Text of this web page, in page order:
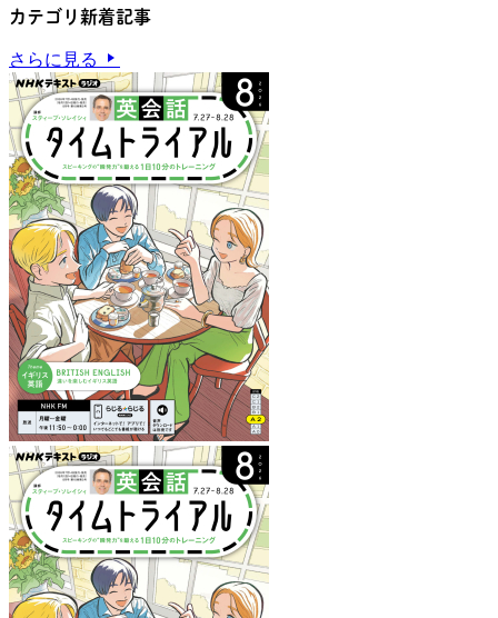
カテゴリ新着記事
さらに見る